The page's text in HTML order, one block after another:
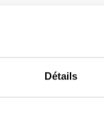
Détails
Notre grande